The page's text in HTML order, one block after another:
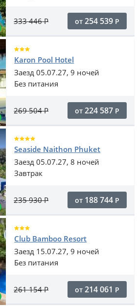
333 446Р от 254 539 Р
Karon Pool Hotel
Заезд 05.07.27, 9 ночей
Без питания
269 504Р от 224 587 Р
Seaside Naithon Phuket
Заезд 05.07.27, 8 ночей
Завтрак
235 930Р от 188 744 Р
Club Bamboo Resort
Заезд 15.07.27, 9 ночей
Без питания
261 154Р от 214 061 Р